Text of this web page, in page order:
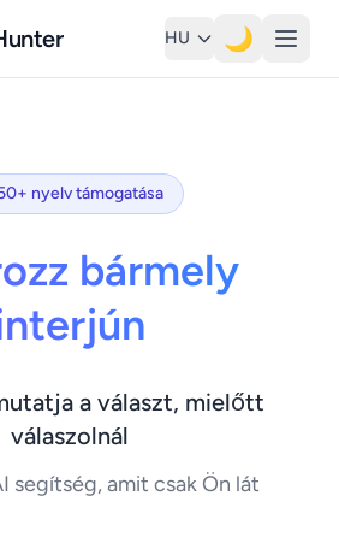
HU 🌙
nyelv támogatása
bármely
a választ, mielőtt
válaszolnál
segítség, amit csak Ön lát